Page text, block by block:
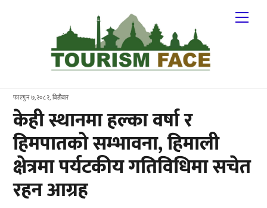
फाल्गुन ७,२०८२, बिहीबार
केही स्थानमा हल्का वर्षा र
हिमपातको सम्भावना, हिमाली
क्षेत्रमा पर्यटकीय गतिविधिमा सचेत
रहन आग्रह